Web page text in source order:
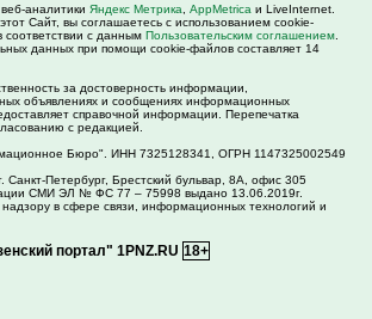
аналитики Яндекс Метрика AppMetrica и LiveInternet.
Сайт, вы соглашаетесь с использованием cookie-
с данным Пользовательским соглашением
данных при помощи cookie-файлов составляет 14
за достоверность информации,
объявлениях и сообщениях информационных
справочной информации. Перепечатка
с редакцией.
Бюро". ИНН 7325128341, ОГРН 1147325002549
Санкт-Петербург, Брестский бульвар, 8А, офис 305
СМИ ЭЛ № ФС 77 – 75998 выдано 13.06.2019г.
в сфере связи, информационных технологий и
портал" 1PNZ.RU 18+